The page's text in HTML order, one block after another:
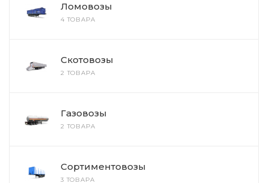
Ломовозы
4 ТОВАРА
Скотовозы
2 ТОВАРА
Газовозы
2 ТОВАРА
Сортиментовозы
3 ТОВАРА